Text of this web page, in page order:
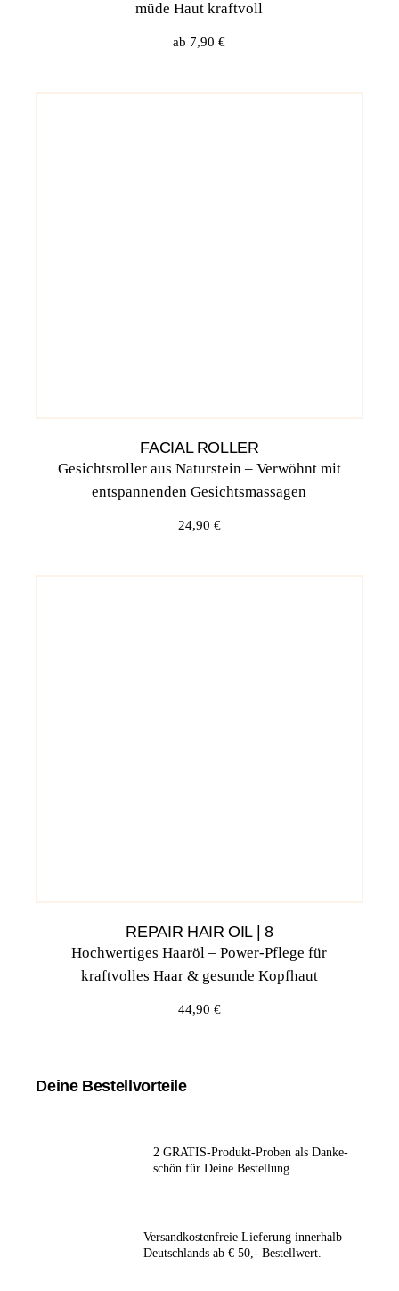
müde Haut kraftvoll
ab 7,90€
FACIAL ROLLER
Gesichtsroller aus Naturstein – Verwöhnt mit
entspannenden Gesichtsmassagen
24,90 €
REPAIR HAIR OIL | 8
Hochwertiges Haaröl – Power-Pflege für
kraftvolles Haar & gesunde Kopfhaut
44,90 €
Deine Bestellvorteile
2 GRA­TIS-Pro­dukt-Pro­benals Dan­ke­
schön für Dei­ne Bestellung.
Ver­sand­kos­ten­freie Lie­fe­rung inner­halb
Deutsch­lands ab € 50,- Bestellwert.